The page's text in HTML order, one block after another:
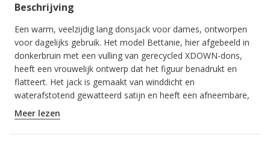
Beschrijving
Een warm, veelzijdig lang donsjack voor dames, ontworpen
voor dagelijks gebruik. Het model Bettanie, hier afgebeeld in
donkerbruin met een vulling van gerecycled XDOWN-dons,
heeft een vrouwelijk ontwerp dat het figuur benadrukt en
flatteert. Het jack is gemaakt van winddicht en
waterafstotend gewatteerd satijn en heeft een afneembare,
comfortabele en beschermende capuchon met een rand van
imitatiebont.
ITEMCODE:W6626HT3122F6216
Meer lezen